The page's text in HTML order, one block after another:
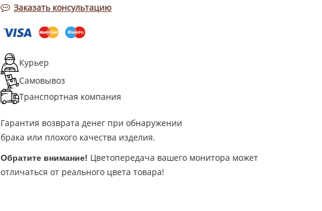
Заказать консультацию
Курьер
Самовывоз
Транспортная компания
Гарантия возврата денег при обнаружении
брака или плохого качества изделия.
Обратите внимание! Цветопередача вашего монитора может
отличаться от реального цвета товара!